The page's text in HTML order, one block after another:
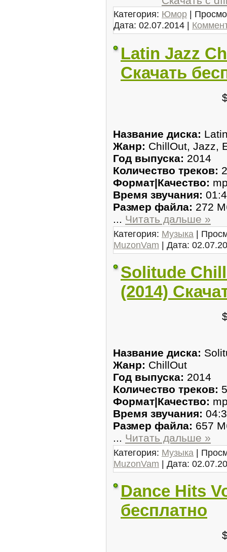
Категория: Юмор |
Дата: 02.07.2014 |
Latin Jazz
Скачать
Название диска:
Жанр: ChillOut, Jazz,
Год выпуска: 2014
Количество треков:
Формат|Качество:
Время звучания:
Размер файла: 272
... Читать дальше »
Категория: Музыка |
MuzonVam | Дата:
Solitude
(2014)
Название диска:
Жанр: ChillOut
Год выпуска: 2014
Количество треков:
Формат|Качество:
Время звучания:
Размер файла: 657
... Читать дальше »
Категория: Музыка |
MuzonVam | Дата:
Dance Hits
бесплатно